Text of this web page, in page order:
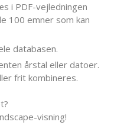
i PDF-vejledningen
100 emner som kan
databasen.
årstal eller datoer.
frit kombineres.
visning!